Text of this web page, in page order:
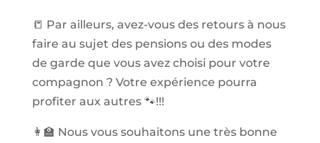
📒 Par ailleurs, avez-vous des retours à nous
faire au sujet des pensions ou des modes
de garde que vous avez choisi pour votre
compagnon ? Votre expérience pourra
profiter aux autres 🐾!!!
👩‍🏫 Nous vous souhaitons une très bonne